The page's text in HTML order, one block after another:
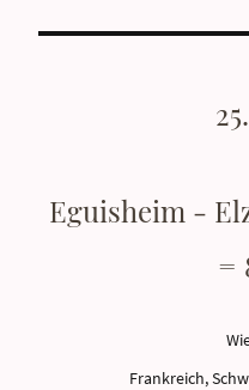
Eguisheim -
=
Frankreich,